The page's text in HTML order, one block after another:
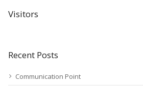
Visitors
Recent Posts
Communication Point